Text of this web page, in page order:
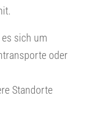
sich um
oder
Standorte